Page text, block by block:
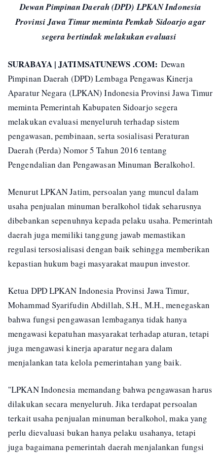
Dewan Pimpinan Daerah (DPD) LPKAN Indonesia
Provinsi Jawa Timur meminta Pemkab Sidoarjo agar
segera bertindak melakukan evaluasi
SURABAYA | JATIMSATUNEWS .COM:Dewan
Pimpinan Daerah (DPD) Lembaga Pengawas Kinerja
Aparatur Negara (LPKAN) Indonesia Provinsi Jawa Timur
meminta Pemerintah Kabupaten Sidoarjo segera
melakukan evaluasi menyeluruh terhadap sistem
pengawasan, pembinaan, serta sosialisasi Peraturan
Daerah (Perda) Nomor 5 Tahun 2016 tentang
Pengendalian dan Pengawasan Minuman Beralkohol.
Menurut LPKAN Jatim, persoalan yang muncul dalam
usaha penjualan minuman beralkohol tidak seharusnya
dibebankan sepenuhnya kepada pelaku usaha. Pemerintah
daerah juga memiliki tanggung jawab memastikan
regulasi tersosialisasi dengan baik sehingga memberikan
kepastian hukum bagi masyarakat maupun investor.
Ketua DPD LPKAN Indonesia Provinsi Jawa Timur,
Mohammad Syarifudin Abdillah, S.H., M.H., menegaskan
bahwa fungsi pengawasan lembaganya tidak hanya
mengawasi kepatuhan masyarakat terhadap aturan, tetapi
juga mengawasi kinerja aparatur negara dalam
menjalankan tata kelola pemerintahan yang baik.
"LPKAN Indonesia memandang bahwa pengawasan harus
dilakukan secara menyeluruh. Jika terdapat persoalan
terkait usaha penjualan minuman beralkohol, maka yang
perlu dievaluasi bukan hanya pelaku usahanya, tetapi
juga bagaimana pemerintah daerah menjalankan fungsi